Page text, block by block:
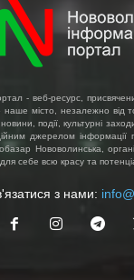
- веб-ресурс,
наше місто, незалежно від
новини, події, культурні
джерелом інформації
Нововолинська,
себе всю красу та
з нами: